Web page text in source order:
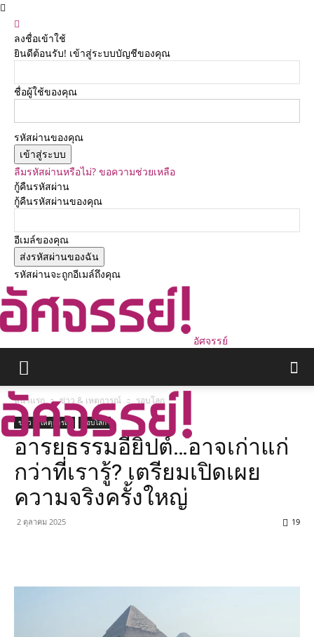
ลงชื่อเข้าใช้
ยินดีต้อนรับ! เข้าสู่ระบบบัญชีของคุณ
ชื่อผู้ใช้ของคุณ
รหัสผ่านของคุณ
ลืมรหัสผ่านหรือไม่? ขอความช่วยเหลือ
กู้คืนรหัสผ่าน
กู้คืนรหัสผ่านของคุณ
อีเมล์ของคุณ
รหัสผ่านจะถูกอีเมล์ถึงคุณ
อัศจรรย์
หน้าแรก ข่าว & เหตุการณ์ รอบโลก
ข่าว & เหตุการณ์ รอบโลก
อารยธรรมอียิปต์…อาจเก่าแก่
กว่าที่เรารู้? เตรียมเปิดเผย
ความจริงครั้งใหญ่
2 ตุลาคม 2025 19